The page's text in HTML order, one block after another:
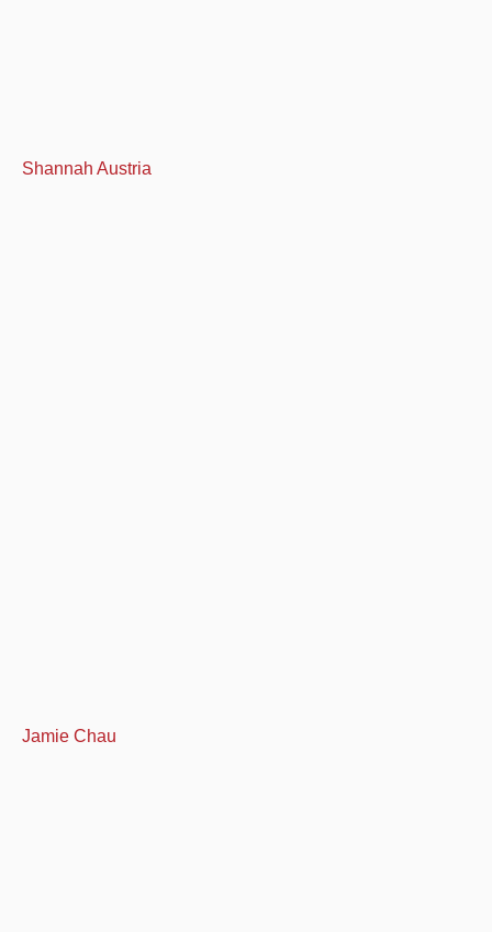
Shannah Austria
Jamie Chau